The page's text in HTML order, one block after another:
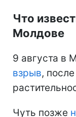
Что
Молдове
9 августа в
взрыв,
Чуть позже